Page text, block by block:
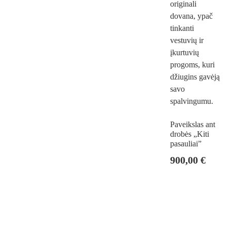
Paveikslas ant
drobės „Kiti
pasauliai”
900,00 €